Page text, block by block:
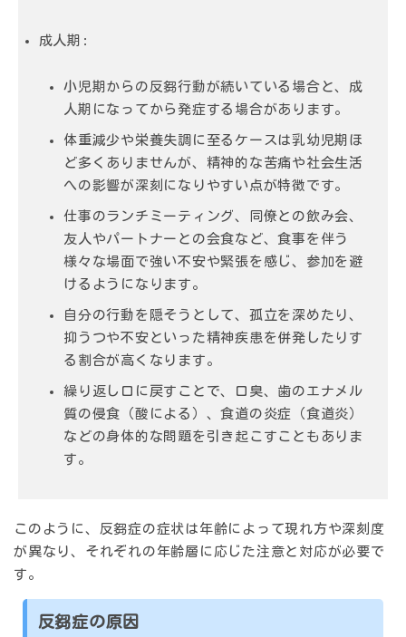
成人期 :
小児期からの反芻行動が続いている場合と、成
人期になってから発症する場合があります。
体重減少や栄養失調に至るケースは乳幼児期ほ
ど多くありませんが、 精神的な苦痛や 社会生活
への影響が深刻になりやすい点が特徴です。
仕事のランチミーティング、同僚との飲み会、
友人やパートナーとの会食など、食事を伴う
様々な場面で強い不安や緊張を感じ、参加を避
けるようになります。
自分の行動を隠そうとして、孤立を深めたり、
抑うつや不安といった精神疾患を併発したりす
る割合が高くなります。
繰り返し口に戻すことで、 口臭、 歯のエナメル
質の侵食 （酸による）、食道の炎症 （食道炎）
などの身体的な問題を引き起こすこともありま
す。
このように、反芻症の症状は年齢によって現れ方や深刻度
が異なり、それぞれの年齢層に応じた注意と対応が必要で
す。
反芻症の原因